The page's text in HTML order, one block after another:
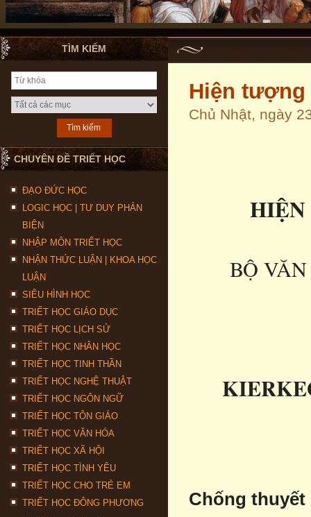
TÌM KIẾM
CHUYÊN ĐỀ TRIẾT HỌC
ĐẠO ĐỨC HỌC
LOGIC HỌC | TƯ DUY PHẢN
BIỆN
NHẬP MÔN TRIẾT HỌC
NHẬN THỨC LUẬN | KHOA HỌC
LUẬN
SIÊU HÌNH HỌC
TRIẾT HỌC GIÁO DỤC
TRIẾT HỌC LỊCH SỬ
TRIẾT HỌC NHÂN HỌC
TRIẾT HỌC TINH THẦN
TRIẾT HỌC NGHỆ THUẬT
TRIẾT HỌC NGÔN NGỮ
TRIẾT HỌC TÔN GIÁO
TRIẾT HỌC VĂN HÓA
TRIẾT HỌC XÃ HỘI
TRIẾT HỌC TÌNH YÊU
TRIẾT HỌC CHO TRẺ EM
TRIẾT HỌC ĐÔNG PHƯƠNG
Hiện tượng
Chủ Nhật, ngày
HIỆ
BỘ
Chống thuyết